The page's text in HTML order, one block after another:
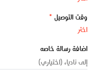
وقت التوصيل *
اضافة رسالة خاصه